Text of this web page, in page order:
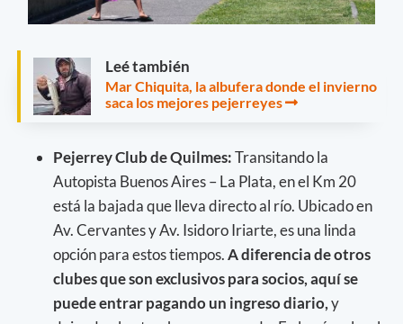
Leé también
Mar Chiquita, la albufera donde el invierno
saca los mejores pejerreyes
Pejerrey Club de Quilmes:Transitando la
Autopista Buenos Aires – La Plata, en el Km 20
está la bajada que lleva directo al río. Ubicado en
Av. Cervantes y Av. Isidoro Iriarte, es una linda
opción para estos tiempos.A diferencia de otros
clubes que son exclusivos para socios, aquí se
puede entrar pagando un ingreso diario,y